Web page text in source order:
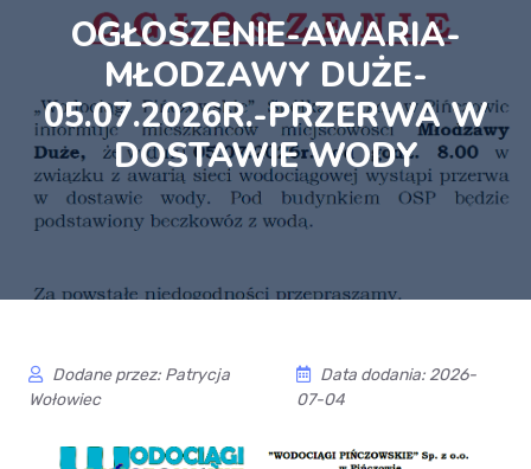
OGŁOSZENIE-AWARIA-
MŁODZAWY DUŻE-
05.07.2026R.-PRZERWA W
DOSTAWIE WODY
Dodane przez: Patrycja
Wołowiec
Data dodania: 2026-
07-04